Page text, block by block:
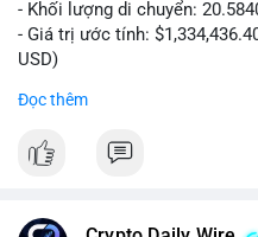
- Khối lượng di chuyển:
- Giá trị ước tính:
USD)
USD được thực hiện vào
Đọc thêm